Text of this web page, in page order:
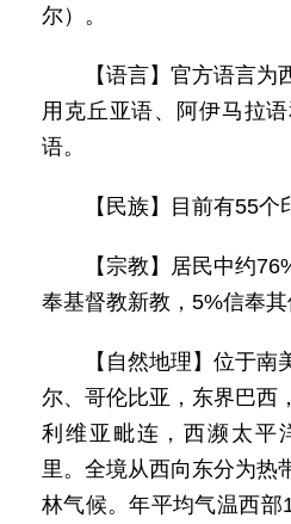
尔）。
【语言】官方语言
用克丘亚语、阿伊马拉
语。
【民族】目前有55个
【宗教】居民中约
奉基督教新教，5%信奉其
【自然地理】位于
尔、哥伦比亚，东界巴西
利维亚毗连，西濒太平
里。全境从西向东分为热
林气候。年平均气温西